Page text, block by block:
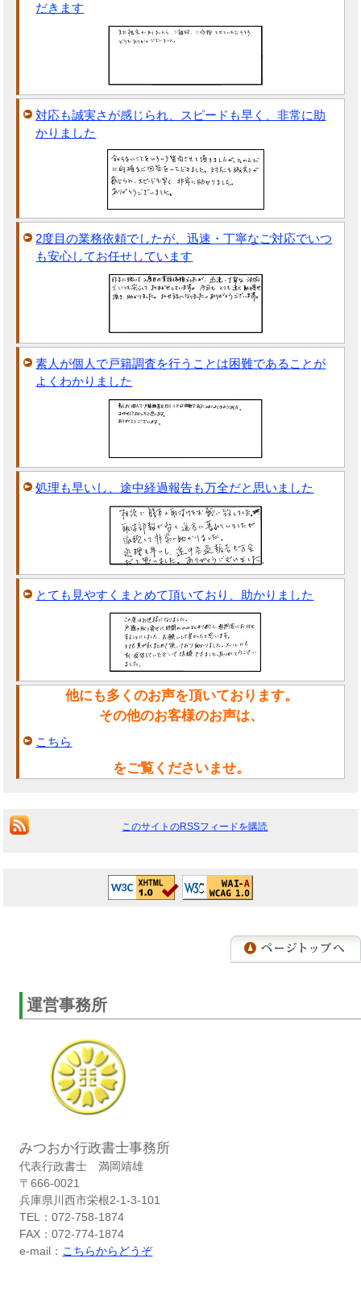
だきます
対応も誠実さが感じられ、スピードも早く、非常に助
かりました
2度目の業務依頼でしたが、迅速・丁寧なご対応でいつ
も安心してお任せしています
素人が個人で戸籍調査を行うことは困難であることが
よくわかりました
処理も早いし、途中経過報告も万全だと思いました
とても見やすくまとめて頂いており、助かりました
他にも多くのお声を頂いております。
その他のお客様のお声は、
こちら
をご覧くださいませ。
このサイトのRSSフィードを購読
運営事務所
みつおか行政書士事務所
代表行政書士 満岡靖雄
〒666-0021
兵庫県川西市栄根2-1-3-101
TEL：072-758-1874
FAX：072-774-1874
e-mail： こちらからどうぞ